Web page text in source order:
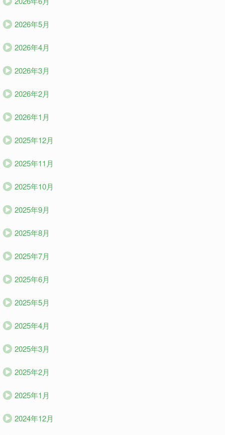
2026年5月
2026年4月
2026年3月
2026年2月
2026年1月
2025年12月
2025年11月
2025年10月
2025年9月
2025年8月
2025年7月
2025年6月
2025年5月
2025年4月
2025年3月
2025年2月
2025年1月
2024年12月